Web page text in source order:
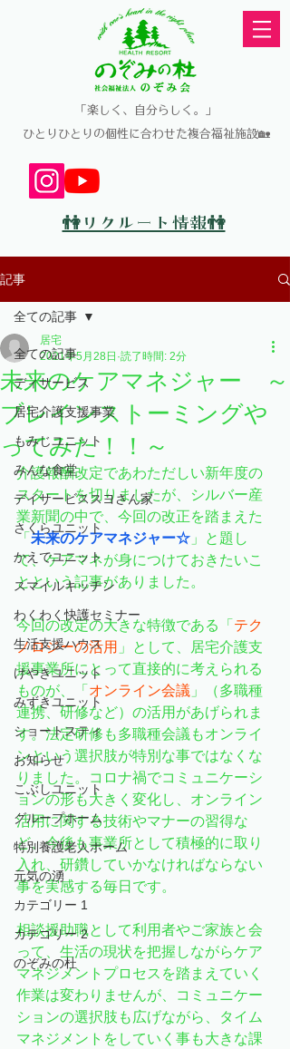
​「楽しく、自分らしく。」
​ひとりひとりの個性に合わせた複合福祉施設🏡
👫リクルート情報👫
記事
全ての記事
ディサービス
居宅介護支援事業
もみじユニット
みんな食堂
デイサービススヨさん家
さくらユニット
かえでユニット
スマイルキッチン
わくわく快護セミナー
生活支援ハウス
けやきユニット
みずきユニット
ショートスティ
お知らせ
こぶしユニット
グループホーム
特別養護老人ホーム
元気の湧
カテゴリー 1
カテゴリー 2
のぞみの杜
全ての記事
未来のケアマネジャー ～
ブレインストーミングや
ってみた！！～
居宅
2021年5月28日 読了時間: 2分
介護報酬改定であわただしい新年度の
スタートを切りましたが、シルバー産
業新聞の中で、今回の改正を踏まえた
「 未来のケアマネジャー☆ 」と題し
て、ケアマネが身につけておきたいこ
とという記事がありました。
今回の改定の大きな特徴である「 テク
ノロジーの活用 」として、居宅介護支
援事業所にとって直接的に考えられる
ものが、「 オンライン会議 」（多職種
連携、研修など）の活用があげられま
す。法定研修も多職種会議もオンライ
ンという選択肢が特別な事ではなくな
りました。コロナ禍でコミュニケーシ
ョンの形も大きく変化し、オンライン
活用に関する技術やマナーの習得な
ど、今後も事業所として積極的に取り
入れ、研鑽していかなければならない
事を実感する毎日です。
相談援助職として利用者やご家族と会
って、生活の現状を把握しながらケア
マネジメントプロセスを踏まえていく
作業は変わりませんが、コミュニケー
ションの選択肢も広げながら、タイム
マネジメントをしていく事も大きな課